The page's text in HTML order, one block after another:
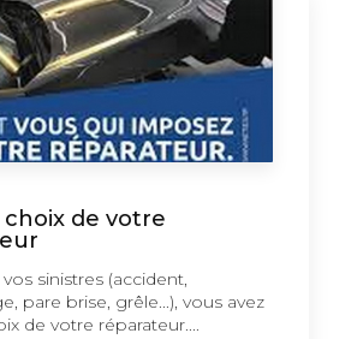
choix de votre
sinistres (accident,
pare brise, grêle...), vous avez
de votre réparateur....